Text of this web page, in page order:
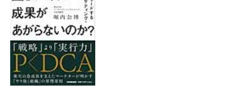
8月7日 10:00